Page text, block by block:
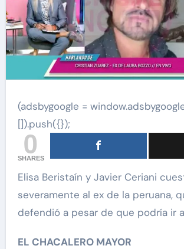
(adsbygoogle =
[]).push({});
0
SHARES
Elisa Beristaín y Javier Ceriani cuestionaron
severamente al ex de la peruana,
defendió a pesar de que podría ir
EL CHACALERO MAYOR